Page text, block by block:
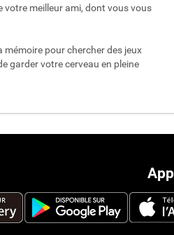
votre meilleur ami, dont vous vous
pour chercher des jeux
garder votre cerveau en pleine